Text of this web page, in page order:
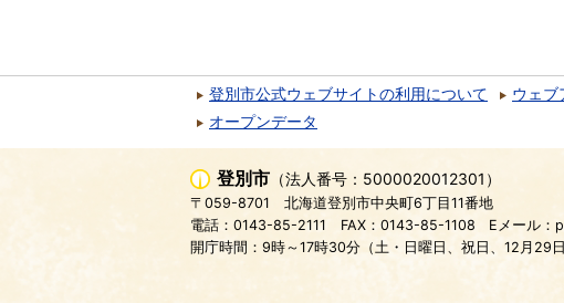
登別市公式ウェブサイトの利用について ウェブ
オープンデータ
登別市 （法人番号：5000020012301）
〒059-8701
北海道登別市中央町6丁目11番地
電話：0143-85-2111
FAX：0143-85-1108 Eメール：
開庁時間：9時～17時30分（土・日曜日、祝日、12月29